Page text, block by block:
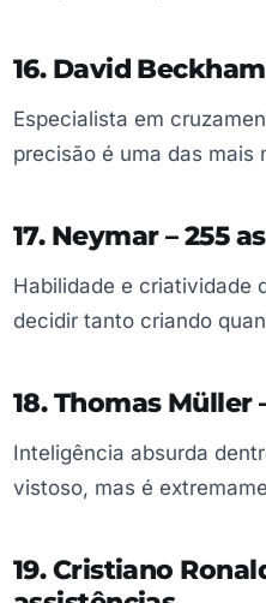
16. David
Especialista em
precisão é uma das mais
17. Neymar – 255
Habilidade e criatividade
decidir tanto criando
18. Thomas Müller
Inteligência absurda
vistoso, mas é
19. Cristiano